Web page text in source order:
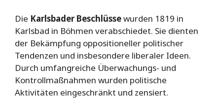
Die Karlsbader Beschlüssewurden 1819 in
Karlsbad in Böhmen verabschiedet. Sie dienten
der Bekämpfung oppositioneller politischer
Tendenzen und insbesondere liberaler Ideen.
Durch umfangreiche Überwachungs- und
Kontrollmaßnahmen wurden politische
Aktivitäten eingeschränkt und zensiert.